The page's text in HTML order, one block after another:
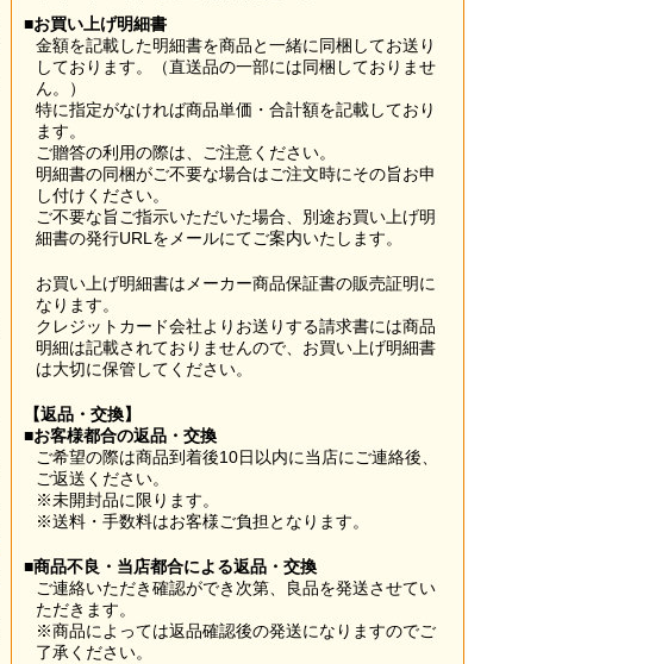
■お買い上げ明細書
金額を記載した明細書を商品と一緒に同梱してお送り
しております。（直送品の一部には同梱しておりませ
ん。）
特に指定がなければ商品単価・合計額を記載しており
ます。
ご贈答の利用の際は、ご注意ください。
明細書の同梱がご不要な場合はご注文時にその旨お申
し付けください。
ご不要な旨ご指示いただいた場合、別途お買い上げ明
細書の発行URLをメールにてご案内いたします。
お買い上げ明細書はメーカー商品保証書の販売証明に
なります。
クレジットカード会社よりお送りする請求書には商品
明細は記載されておりませんので、お買い上げ明細書
は大切に保管してください。
【返品・交換】
■お客様都合の返品・交換
ご希望の際は商品到着後10日以内に当店にご連絡後、
ご返送ください。
※未開封品に限ります。
※送料・手数料はお客様ご負担となります。
■商品不良・当店都合による返品・交換
ご連絡いただき確認ができ次第、良品を発送させてい
ただきます。
※商品によっては返品確認後の発送になりますのでご
了承ください。